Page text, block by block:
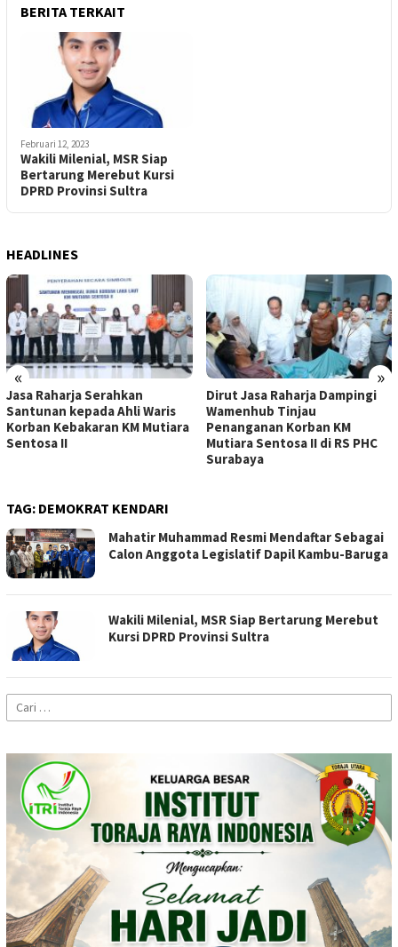
BERITA TERKAIT
Februari 12, 2023
Wakili Milenial, MSR Siap
Bertarung Merebut Kursi
DPRD Provinsi Sultra
HEADLINES
« »
Jasa Raharja Serahkan
Santunan kepada Ahli Waris
Korban Kebakaran KM Mutiara
Sentosa II
Dirut Jasa Raharja Dampingi
Wamenhub Tinjau
Penanganan Korban KM
Mutiara Sentosa II di RS PHC
Surabaya
TAG: DEMOKRAT KENDARI
Mahatir Muhammad Resmi Mendaftar Sebagai
Calon Anggota Legislatif Dapil Kambu-Baruga
Wakili Milenial, MSR Siap Bertarung Merebut
Kursi DPRD Provinsi Sultra
Cari
untuk: